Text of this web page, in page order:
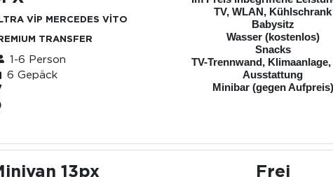
VİP MERCEDES VİTO
TRANSFER
1-6 Person
6 Gepäck
TV, WLAN, Kühlschrank
Babysitz
Wasser (kostenlos)
Snacks
TV-Trennwand, Klimaanlage,
Ausstattung
Minibar (gegen Aufpreis)
13px Frei